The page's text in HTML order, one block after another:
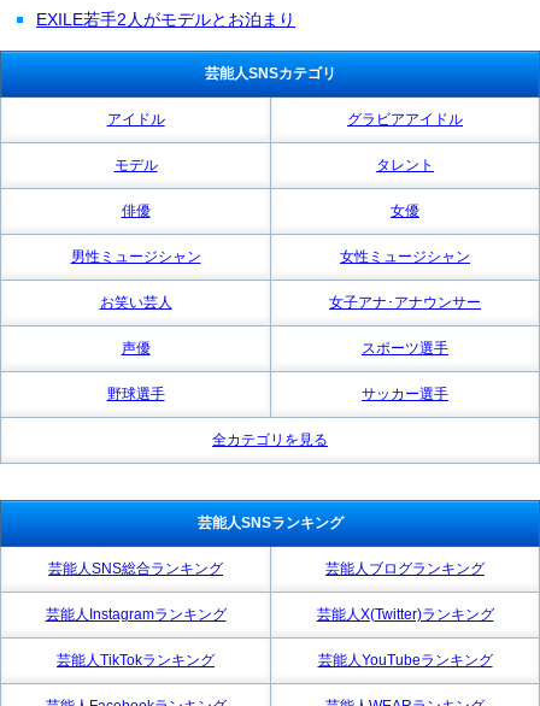
EXILE若手2人がモデルとお泊まり
芸能人SNSカテゴリ
アイドル グラビアアイドル
モデル タレント
俳優 女優
男性ミュージシャン 女性ミュージシャン
お笑い芸人 女子アナ･アナウンサー
声優 スポーツ選手
野球選手 サッカー選手
全カテゴリを見る
芸能人SNSランキング
芸能人SNS総合ランキング 芸能人ブログランキング
芸能人Instagramランキング 芸能人X(Twitter)ランキング
芸能人TikTokランキング 芸能人YouTubeランキング